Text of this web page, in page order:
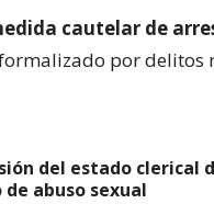
cautelar de
por delitos
del estado clerical
abuso sexual